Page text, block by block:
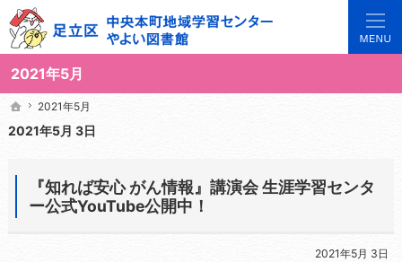
2021年5月
3世代で楽しめる地域のひろば。当サイトでは地域の講座や施設をご案内しています。
足立区中央本町地域学習センターや図書館の総合案内サイト
ホーム
2021年5月
2021年5月 3日
『知れば安心 がん情報』講演会 生涯学習センタ
ー公式YouTube公開中！
2021年5月 3日
ホーム
2021年5月